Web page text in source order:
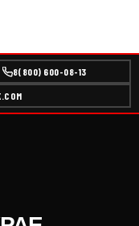
8(800) 600-08-13